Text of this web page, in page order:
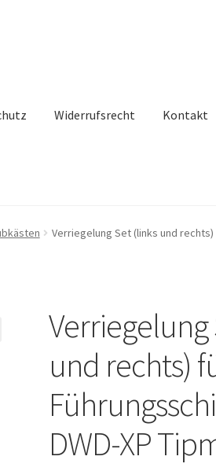
Widerrufsrecht Kontakt
Verriegelung Set (links und rechts)
Verriegelung
und rechts)
DWD-XP